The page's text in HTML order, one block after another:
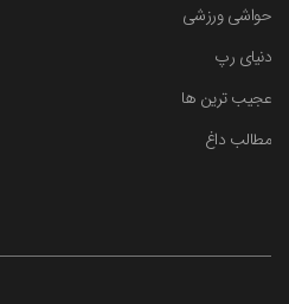
حواشی ورزشی
دنیای رپ
عجیب ترین ها
مطالب داغ